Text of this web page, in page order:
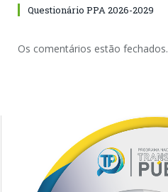
Questionário PPA 2026-2029
Os comentários estão fechados.